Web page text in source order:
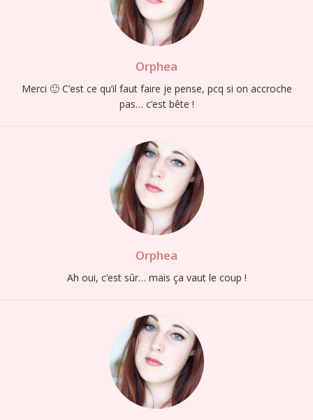
Orphea
Merci 🙂 C’est ce qu’il faut faire je pense, pcq si on accroche
pas… c’est bête !
Orphea
Ah oui, c’est sûr… mais ça vaut le coup !